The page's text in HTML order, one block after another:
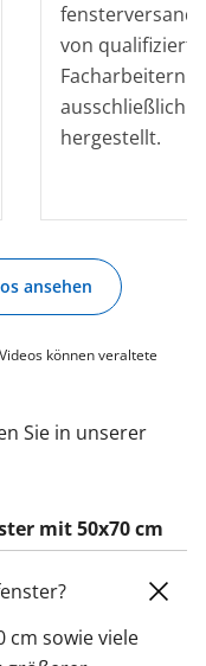
von
Facharbeitern
ausschließlich
hergestellt.
ansehen
können veraltete
Sie in unserer
mit 50x70 cm
cm sowie viele